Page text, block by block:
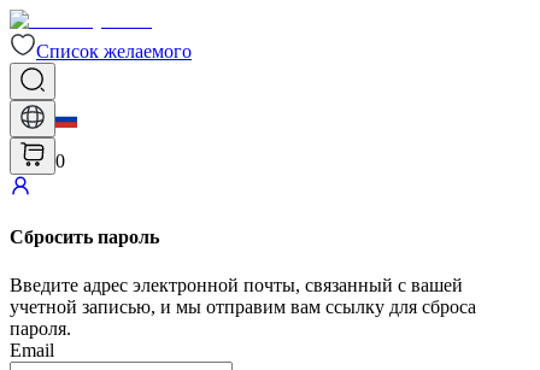
Список желаемого
0
Сбросить пароль
Введите адрес электронной почты, связанный с вашей
учетной записью, и мы отправим вам ссылку для сброса
пароля.
Email